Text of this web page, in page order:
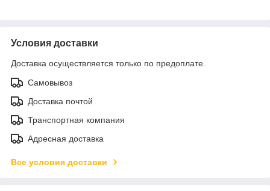
Условия доставки
Доставка осуществляется только по предоплате.
Самовывоз
Доставка почтой
Транспортная компания
Адресная доставка
Все условия доставки